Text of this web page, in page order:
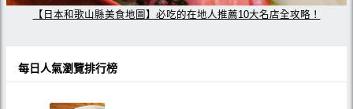
【日本和歌山縣美食地圖】必吃的在地人推薦10大名店全攻略！
每日人氣瀏覽排行榜